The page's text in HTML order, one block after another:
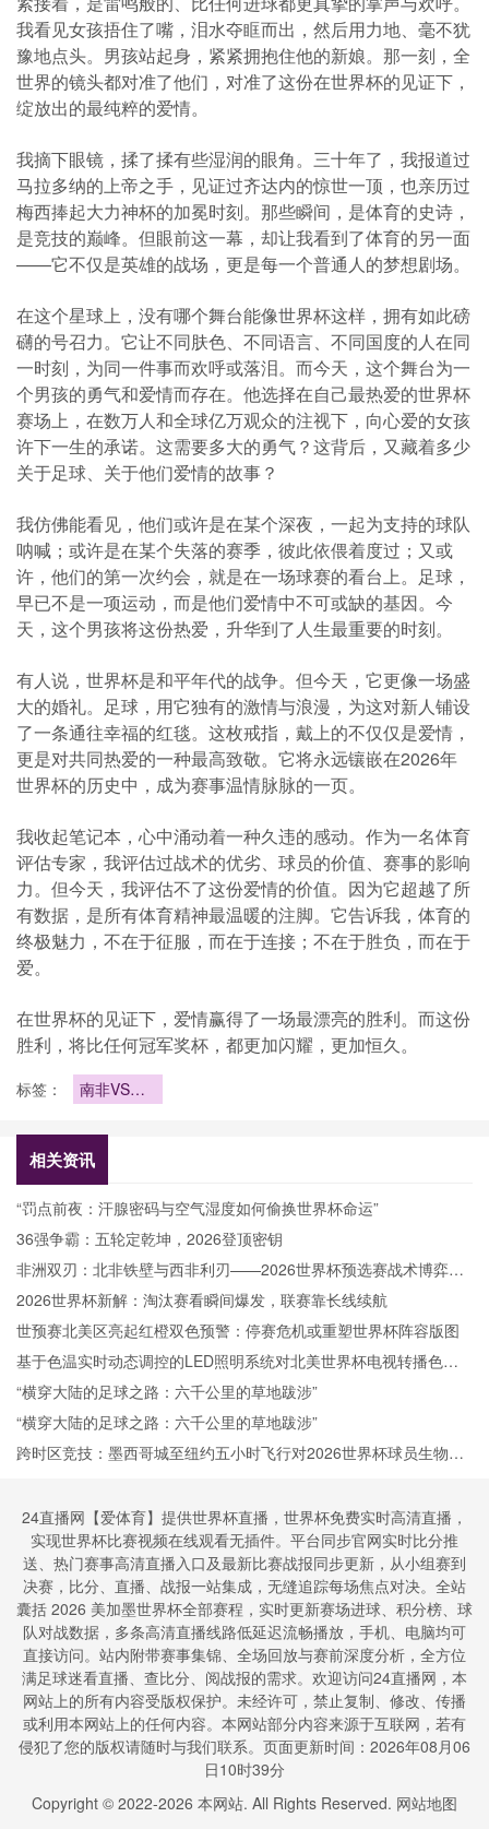
我看见女孩捂住了嘴，泪水夺眶而出，然后用力地、毫不犹
豫地点头。男孩站起身，紧紧拥抱住他的新娘。那一刻，全
世界的镜头都对准了他们，对准了这份在世界杯的见证下，
绽放出的最纯粹的爱情。
我摘下眼镜，揉了揉有些湿润的眼角。三十年了，我报道过
马拉多纳的上帝之手，见证过齐达内的惊世一顶，也亲历过
梅西捧起大力神杯的加冕时刻。那些瞬间，是体育的史诗，
是竞技的巅峰。但眼前这一幕，却让我看到了体育的另一面
——它不仅是英雄的战场，更是每一个普通人的梦想剧场。
在这个星球上，没有哪个舞台能像世界杯这样，拥有如此磅
礴的号召力。它让不同肤色、不同语言、不同国度的人在同
一时刻，为同一件事而欢呼或落泪。而今天，这个舞台为一
个男孩的勇气和爱情而存在。他选择在自己最热爱的世界杯
赛场上，在数万人和全球亿万观众的注视下，向心爱的女孩
许下一生的承诺。这需要多大的勇气？这背后，又藏着多少
关于足球、关于他们爱情的故事？
我仿佛能看见，他们或许是在某个深夜，一起为支持的球队
呐喊；或许是在某个失落的赛季，彼此依偎着度过；又或
许，他们的第一次约会，就是在一场球赛的看台上。足球，
早已不是一项运动，而是他们爱情中不可或缺的基因。今
天，这个男孩将这份热爱，升华到了人生最重要的时刻。
有人说，世界杯是和平年代的战争。但今天，它更像一场盛
大的婚礼。足球，用它独有的激情与浪漫，为这对新人铺设
了一条通往幸福的红毯。这枚戒指，戴上的不仅仅是爱情，
更是对共同热爱的一种最高致敬。它将永远镶嵌在2026年
世界杯的历史中，成为赛事温情脉脉的一页。
我收起笔记本，心中涌动着一种久违的感动。作为一名体育
评估专家，我评估过战术的优劣、球员的价值、赛事的影响
力。但今天，我评估不了这份爱情的价值。因为它超越了所
有数据，是所有体育精神最温暖的注脚。它告诉我，体育的
终极魅力，不在于征服，而在于连接；不在于胜负，而在于
爱。
在世界杯的见证下，爱情赢得了一场最漂亮的胜利。而这份
胜利，将比任何冠军奖杯，都更加闪耀，更加恒久。
标签：
南非VS韩
VS韩国在
线直播
相关资讯
“罚点前夜：汗腺密码与空气湿度如何偷换世界杯命运”
36强争霸：五轮定乾坤，2026登顶密钥
非洲双刃：北非铁壁与西非利刃——2026世界杯预选赛战术博弈解
析
2026世界杯新解：淘汰赛看瞬间爆发，联赛靠长线续航
世预赛北美区亮起红橙双色预警：停赛危机或重塑世界杯阵容版图
基于色温实时动态调控的LED照明系统对北美世界杯电视转播色彩
还原度的影响机理分析
“横穿大陆的足球之路：六千公里的草地跋涉”
“横穿大陆的足球之路：六千公里的草地跋涉”
跨时区竞技：墨西哥城至纽约五小时飞行对2026世界杯球员生物钟
24直播网【爱体育】提供世界杯直播，世界杯免费实时高清直播，
实现世界杯比赛视频在线观看无插件。平台同步官网实时比分推
送、热门赛事高清直播入口及最新比赛战报同步更新，从小组赛到
决赛，比分、直播、战报一站集成，无缝追踪每场焦点对决。全站
囊括 2026 美加墨世界杯全部赛程，实时更新赛场进球、积分榜、球
队对战数据，多条高清直播线路低延迟流畅播放，手机、电脑均可
直接访问。站内附带赛事集锦、全场回放与赛前深度分析，全方位
满足球迷看直播、查比分、阅战报的需求。欢迎访问24直播网，本
网站上的所有内容受版权保护。未经许可，禁止复制、修改、传播
或利用本网站上的任何内容。本网站部分内容来源于互联网，若有
侵犯了您的版权请随时与我们联系。页面更新时间：2026年08月06
日10时39分
Copyright © 2022-2026 本网站. All Rights Reserved. 网站地图